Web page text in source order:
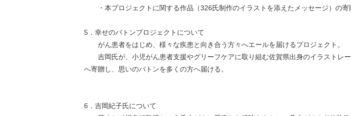
・本プロジェクトに関する作品（326氏制作のイラストを添えたメッセージ）の寄
5．幸せのバトンプロジェクトについて
がん患者をはじめ、様々な疾患と向き合う方々へエールを届けるプロジェクト。
吉岡氏が、小児がん患者支援やグリーフケアに取り組む佐賀県出身のイラストレ
へ寄贈し、思いのバトンを多くの方へ届ける。
6．吉岡紀子氏について